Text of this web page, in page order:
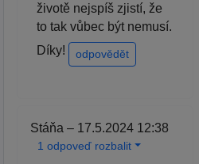
životě nejspíš zjistí, že
to tak vůbec být nemusí.
Díky!
odpovědět
Stáňa – 17.5.2024 12:38
1 odpoveď rozbalit